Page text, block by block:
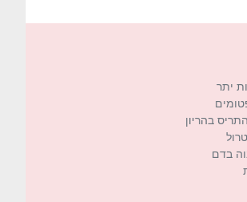
יתר
בהריון
בדם